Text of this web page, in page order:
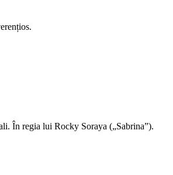
În regia lui Rocky Soraya („Sabrina”).